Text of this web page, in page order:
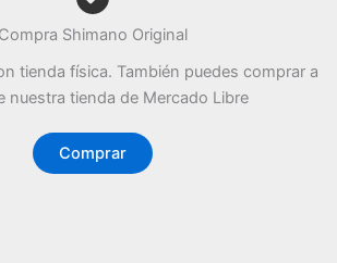
Compra Shimano Original
tienda física. También puedes comprar a
nuestra tienda de Mercado Libre
Comprar